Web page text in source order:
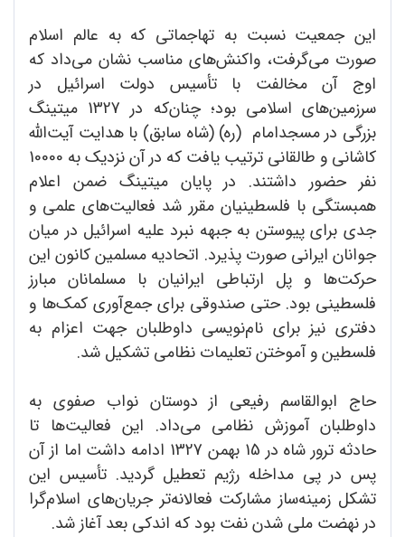
این جمعیت نسبت به تهاجماتی که به عالم اسلام
صورت می‌گرفت، واکنش‌های مناسب نشان می‌داد که
اوج آن مخالفت با تأسیس دولت اسرائیل در
سرزمین‌های اسلامی بود؛ چنان‌که در 1327 میتینگ
بزرگی در مسجدامام (ره) (شاه سابق) با هدایت آیت‌الله
کاشانی و طالقانی ترتیب یافت که در آن نزدیک به 10000
نفر حضور داشتند. در پایان میتینگ ضمن اعلام
همبستگی با فلسطینیان مقرر شد فعالیت‌های علمی و
جدی برای پیوستن به جبهه نبرد علیه اسرائیل در میان
جوانان ایرانی صورت پذیرد. اتحادیه مسلمین کانون این
حرکت‌ها و پل ارتباطی ایرانیان با مسلمانان مبارز
فلسطینی بود. حتی صندوقی برای جمع‌آوری کمک‌ها و
دفتری نیز برای نام‌نویسی داوطلبان جهت اعزام به
فلسطین و آموختن تعلیمات نظامی تشکیل شد.
حاج ابوالقاسم رفیعی از دوستان نواب صفوی به
داوطلبان آموزش نظامی می‌داد. این فعالیت‌ها تا
حادثه ترور شاه در 15 بهمن 1327 ادامه داشت اما از آن
پس در پی مداخله رژیم تعطیل گردید. تأسیس این
تشکل زمینه‌ساز مشارکت فعالانه‌تر جریان‌های اسلام‌گرا
در نهضت ملی شدن نفت بود که اندکی بعد آغاز شد.